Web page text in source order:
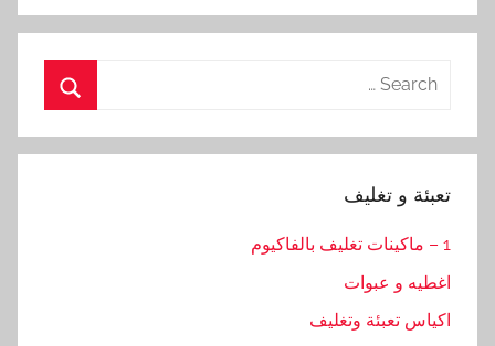
Search
تعبئة و تغليف
1 – ماكينات تغليف بالفاكيوم
اغطيه و عبوات
اكياس تعبئة وتغليف